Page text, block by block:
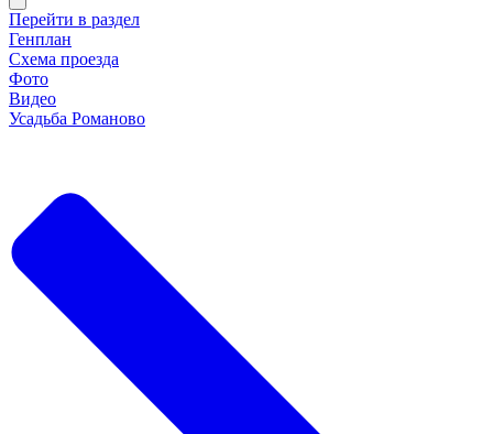
Перейти в раздел
Генплан
Схема проезда
Фото
Видео
Усадьба Романово